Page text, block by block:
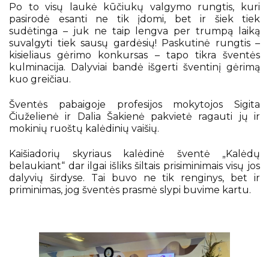
Po to visų laukė kūčiukų valgymo rungtis, kuri
pasirodė esanti ne tik įdomi, bet ir šiek tiek
sudėtinga – juk ne taip lengva per trumpą laiką
suvalgyti tiek sausų gardėsių! Paskutinė rungtis –
kisieliaus gėrimo konkursas – tapo tikra šventės
kulminacija. Dalyviai bandė išgerti šventinį gėrimą
kuo greičiau.
Šventės pabaigoje profesijos mokytojos Sigita
Čiuželienė ir Dalia Šakienė pakvietė ragauti jų ir
mokinių ruoštų kalėdinių vaišių.
Kaišiadorių skyriaus kalėdinė šventė „Kalėdų
belaukiant“ dar ilgai išliks šiltais prisiminimais visų jos
dalyvių širdyse. Tai buvo ne tik renginys, bet ir
priminimas, jog šventės prasmė slypi buvime kartu.